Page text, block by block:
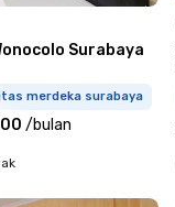
Surabaya
merdeka surabaya
/bulan